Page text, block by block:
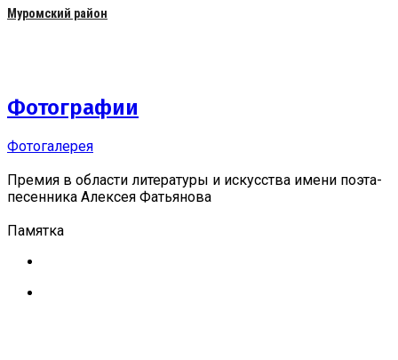
Муромский район
Фотографии
Фотогалерея
Премия в области литературы и искусства имени поэта-
песенника Алексея Фатьянова
Памятка